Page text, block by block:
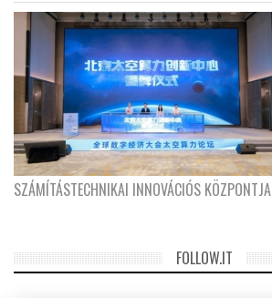
SZÁMÍTÁSTECHNIKAI INNOVÁCIÓS KÖZPONTJA
FOLLOW.IT